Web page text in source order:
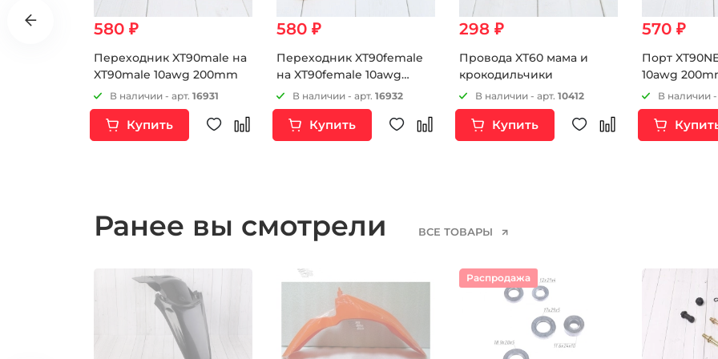
₽ 580 ₽
Переходник XT90male на
XT90male 10awg 200mm
В наличии - арт. 16931
Купить
580 ₽
Переходник XT90female
на XT90female 10awg
200mm
В наличии - арт. 16932
Купить
298 ₽
Провода XT60 мама и
крокодильчики
В наличии - арт. 10412
Купить
570 ₽
Порт
10awg
В наличии -
Ранее вы смотрели ВСЕ ТОВАРЫ
Распродажа